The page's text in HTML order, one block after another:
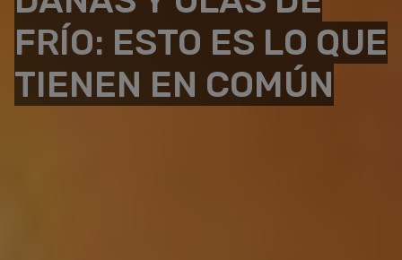
FRÍO: ESTO ES LO QUE
TIENEN EN COMÚN